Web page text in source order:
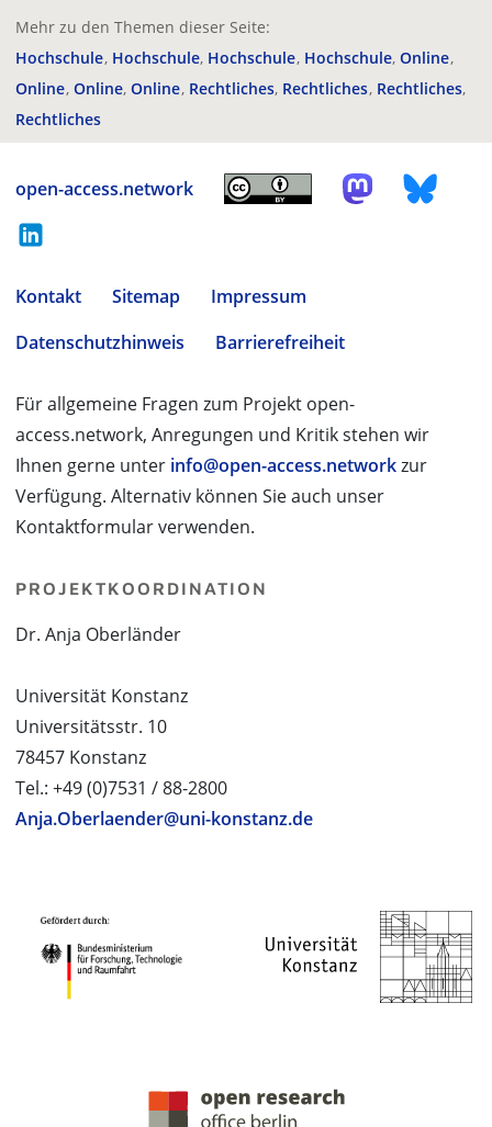
Mehr zu den Themen dieser Seite:
Hochschule Hochschule Hochschule Hochschule Online
Online Online Online Rechtliches Rechtliches Rechtliches
Rechtliches
open-access.network
Kontakt Sitemap
Impressum
Datenschutzhinweis
Barrierefreiheit
Für allgemeine Fragen zum Projekt open-
access.network, Anregungen und Kritik stehen wir
Ihnen gerne unter info@open-access.networkzur
Verfügung. Alternativ können Sie auch unser
Kontaktformular verwenden.
PROJEKTKOORDINATION
Dr. Anja Oberländer
Universität Konstanz
Universitätsstr. 10
78457 Konstanz
Tel.: +49 (0)7531 / 88-2800
Anja.Oberlaender@uni-konstanz.de